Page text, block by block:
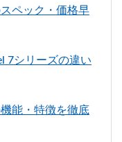
ペック・価格早
7シリーズの違い
能・特徴を徹底